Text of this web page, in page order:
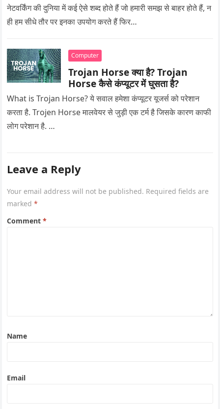
नेटवर्किंग की दुनिया में कई ऐसे शब्द होते हैं जो हमारी समझ से बाहर होते हैं, न
ही हम सीधे तौर पर इनका उपयोग करते हैं फिर…
Computer
Trojan Horse क्या है? Trojan
Horse कैसे कंप्यूटर में घुसता है?
What is Trojan Horse? ये सवाल हमेशा कंप्यूटर यूजर्स को परेशान
करता है. Trojen Horse मालवेयर से जुड़ी एक टर्म है जिसके कारण काफी
लोग परेशान है. …
Leave a Reply
Your email address will not be published. Required fields are
marked*
Comment*
Name
Email